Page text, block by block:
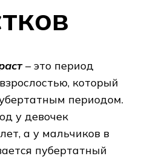
– это период
который
периодом.
у девочек
а у маль­чи­ков в
пубертатный